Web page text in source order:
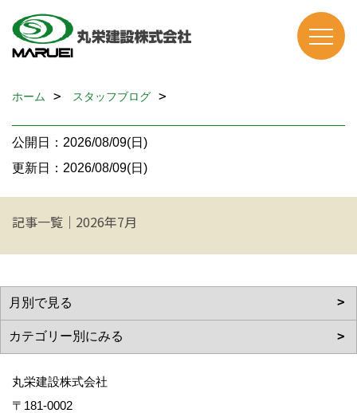
ホーム スタッフブログ
公開日：2026/08/09(日)
更新日：2026/08/09(日)
記事一覧｜2026年7月
丸栄建設株式会社
〒181-0002